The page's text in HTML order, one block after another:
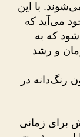
با این
می‌آید که
که به‌
و رشد
رنگ‌دانه در
برای زمانی